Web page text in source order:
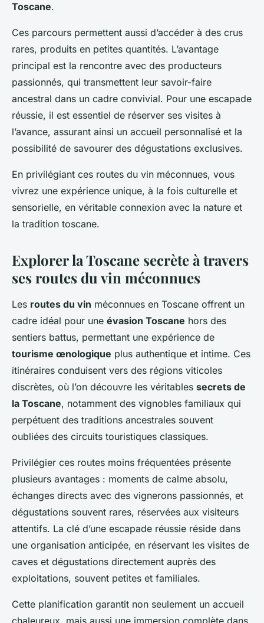
Toscane.
Ces parcours permettent aussi d’accéder à des crus
rares, produits en petites quantités. L’avantage
principal est la rencontre avec des producteurs
passionnés, qui transmettent leur savoir-faire
ancestral dans un cadre convivial. Pour une escapade
réussie, il est essentiel de réserver ses visites à
l’avance, assurant ainsi un accueil personnalisé et la
possibilité de savourer des dégustations exclusives.
En privilégiant ces routes du vin méconnues, vous
vivrez une expérience unique, à la fois culturelle et
sensorielle, en véritable connexion avec la nature et
la tradition toscane.
Explorer la Toscane secrète à travers
ses routes du vin méconnues
Les routes du vin méconnues en Toscane offrent un
cadre idéal pour une évasion Toscane hors des
sentiers battus, permettant une expérience de
tourisme œnologique plus authentique et intime. Ces
itinéraires conduisent vers des régions viticoles
discrètes, où l’on découvre les véritables secrets de
la Toscane, notamment des vignobles familiaux qui
perpétuent des traditions ancestrales souvent
oubliées des circuits touristiques classiques.
Privilégier ces routes moins fréquentées présente
plusieurs avantages : moments de calme absolu,
échanges directs avec des vignerons passionnés, et
dégustations souvent rares, réservées aux visiteurs
attentifs. La clé d’une escapade réussie réside dans
une organisation anticipée, en réservant les visites de
caves et dégustations directement auprès des
exploitations, souvent petites et familiales.
Cette planification garantit non seulement un accueil